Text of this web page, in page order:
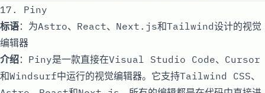
17. Piny
标语：为Astro、React、Next.js和Tailwind设计的视觉
编辑器
介绍：Piny是一款直接在Visual Studio Code、Cursor
和Windsurf中运行的视觉编辑器。它支持Tailwind CSS、